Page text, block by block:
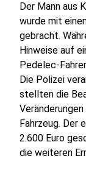
Der Mann aus
wurde mit
gebracht.
Hinweise auf
Pedelec-
Die Polizei
stellten die
Fahrzeug. Der
2.600 Euro
die weiteren